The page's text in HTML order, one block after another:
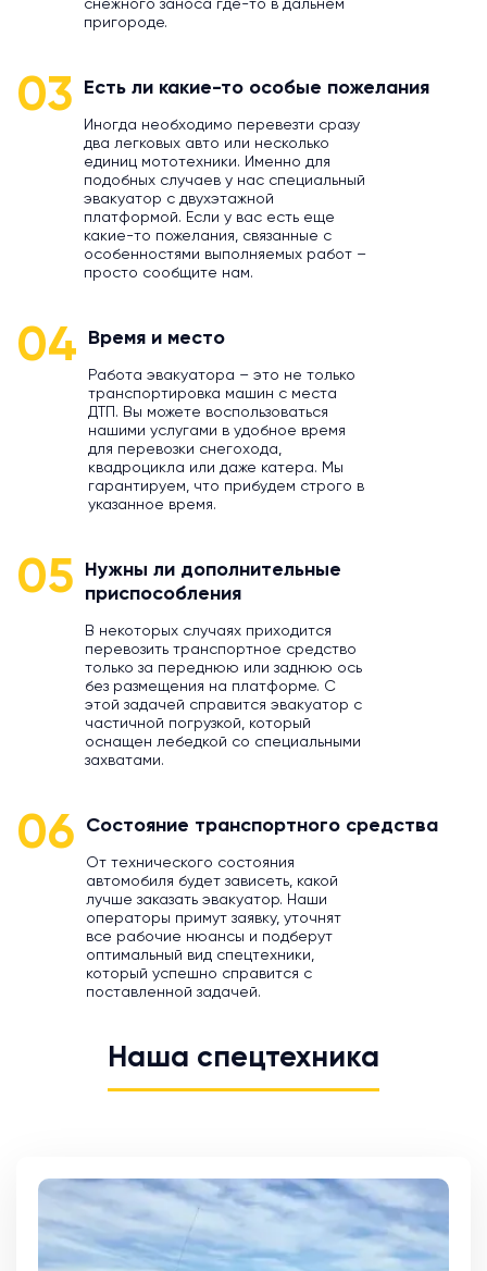
снежного заноса где-то в дальнем
пригороде.
03 Есть ли какие-то особые пожелания
Иногда необходимо перевезти сразу
два легковых авто или несколько
единиц мототехники. Именно для
подобных случаев у нас специальный
эвакуатор с двухэтажной
платформой. Если у вас есть еще
какие-то пожелания, связанные с
особенностями выполняемых работ –
просто сообщите нам.
04 Время и место
Работа эвакуатора – это не только
транспортировка машин с места
ДТП. Вы можете воспользоваться
нашими услугами в удобное время
для перевозки снегохода,
квадроцикла или даже катера. Мы
гарантируем, что прибудем строго в
указанное время.
05
Нужны ли дополнительные
приспособления
В некоторых случаях приходится
перевозить транспортное средство
только за переднюю или заднюю ось
без размещения на платформе. С
этой задачей справится эвакуатор с
частичной погрузкой, который
оснащен лебедкой со специальными
захватами.
06 Состояние транспортного средства
От технического состояния
автомобиля будет зависеть, какой
лучше заказать эвакуатор. Наши
операторы примут заявку, уточнят
все рабочие нюансы и подберут
оптимальный вид спецтехники,
который успешно справится с
поставленной задачей.
Наша спецтехника